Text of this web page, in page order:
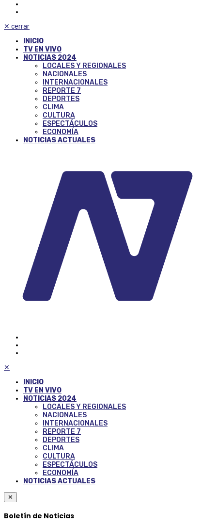
✕ cerrar
INICIO
TV EN VIVO
NOTICIAS 2024
LOCALES Y REGIONALES
NACIONALES
INTERNACIONALES
REPORTE 7
DEPORTES
CLIMA
CULTURA
ESPECTÁCULOS
ECONOMÍA
NOTICIAS ACTUALES
✕
INICIO
TV EN VIVO
NOTICIAS 2024
LOCALES Y REGIONALES
NACIONALES
INTERNACIONALES
REPORTE 7
DEPORTES
CLIMA
CULTURA
ESPECTÁCULOS
ECONOMÍA
NOTICIAS ACTUALES
✕
Boletín de Noticias